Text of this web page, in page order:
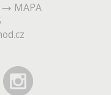
MAPA